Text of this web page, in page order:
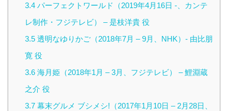
3.4パーフェクトワールド（2019年4月16日 -、カンテ
レ制作・フジテレビ） – 是枝洋貴 役
3.5透明なゆりかご（2018年7月 – 9月、NHK）- 由比朋
寛 役
3.6海月姫（2018年1月 – 3月、フジテレビ） – 鯉淵蔵
之介 役
3.7幕末グルメ ブシメシ!（2017年1月10日 – 2月28日、